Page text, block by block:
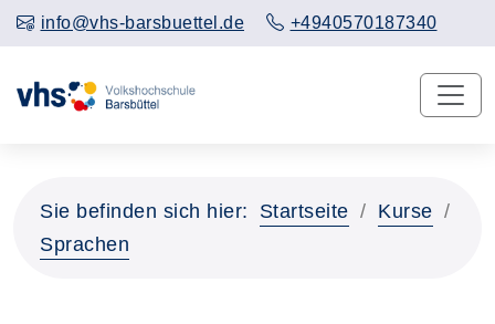
info@vhs-barsbuettel.de +4940570187340
Sie befinden sich hier: Startseite
Kurse
Sprachen